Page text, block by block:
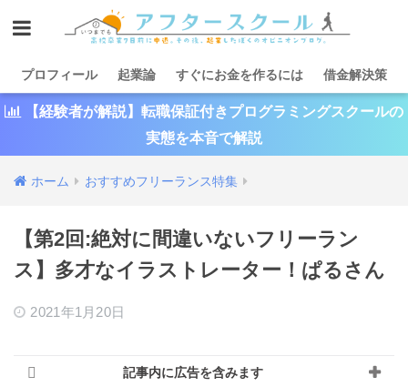
プロフィール 起業論 すぐにお金を作るには 借金解決策
【経験者が解説】転職保証付きプログラミングスクールの
実態を本音で解説
ホーム おすすめフリーランス特集
【第2回:絶対に間違いないフリーラン
ス】多才なイラストレーター！ぱるさん
2021年1月20日
記事内に広告を含みます